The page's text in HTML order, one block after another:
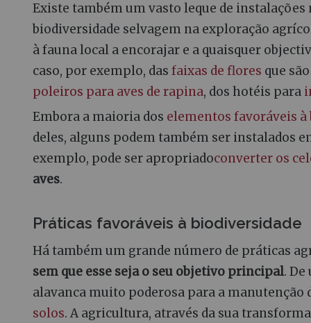
Existe também um vasto leque de
biodiversidade selvagem na exploração
à fauna local a encorajar e a quaisquer
caso, por exemplo, das faixas de flores que
poleiros para aves de rapina, dos hotéis para
Embora a maioria dos elementos favoráveis à
deles, alguns podem também ser instalados
exemplo, pode ser apropriadoconverter os
aves.
Práticas favoráveis à biodiversidade
Há também um grande número de práticas
sem que esse seja o seu objetivo principal.
alavanca muito poderosa para a manutenção
solos. A agricultura, através da sua